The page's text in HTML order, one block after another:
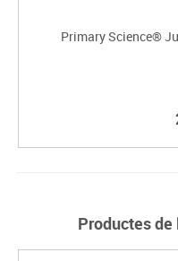
Primary Science®
Productes